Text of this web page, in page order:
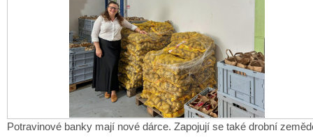
Potravinové banky mají nové dárce. Zapojují se také drobní